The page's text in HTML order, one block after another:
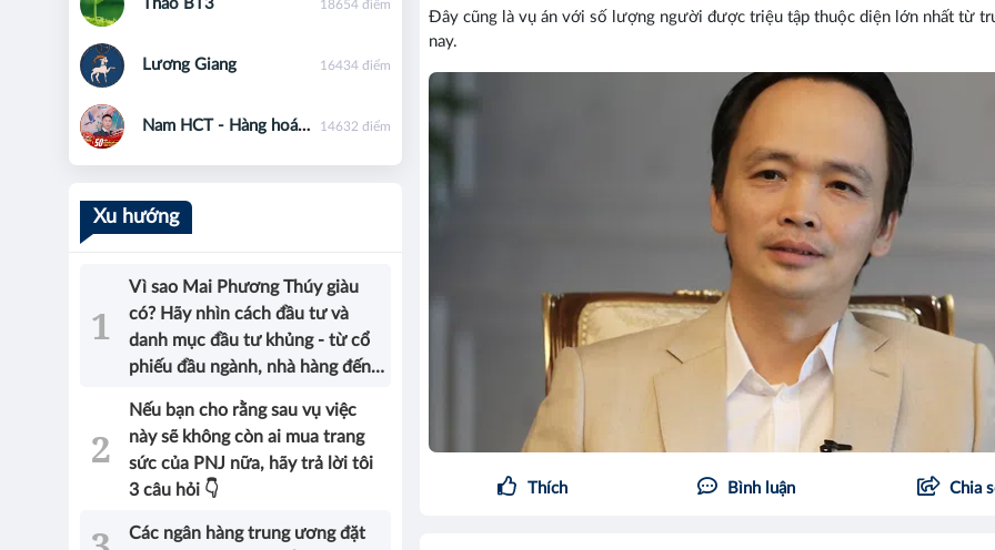
Đây cũng là vụ án với số lượng người được triệu tập thuộc diện lớn nhất từ
nay.
Thích Bình luận Chia
Thảo BT3 18654 điểm
Lương Giang 16434 điểm
Nam HCT - Hàng hoá phái sinh - 0867091553 14632 điểm
Xu hướng
Vì sao Mai Phương Thúy giàu
có? Hãy nhìn cách đầu tư và
danh mục đầu tư khủng - từ cổ
phiếu đầu ngành, nhà hàng đến
được câu trả lời!
Nếu bạn cho rằng sau vụ việc
này sẽ không còn ai mua trang
sức của PNJ nữa, hãy trả lời tôi
3 câu hỏi 👇
Các ngân hàng trung ương đặt